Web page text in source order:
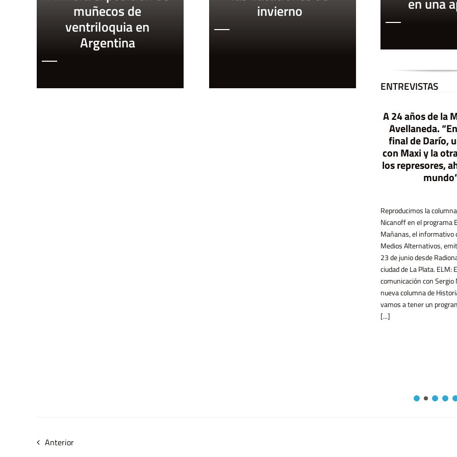
muñecos de
ventriloquia en
Argentina
invierno
ENTREVISTAS
A 24 años de la
Avellaneda.
final de Darío,
con Maxi y la
los represores,
Reproducimos la
Nicanoff en el programa
Mañanas, el informativo
Medios Alternativos,
23 de junio desde
ciudad de La Plata. ELM:
comunicación con
nueva columna de
vamos a tener un
[...]
Anterior